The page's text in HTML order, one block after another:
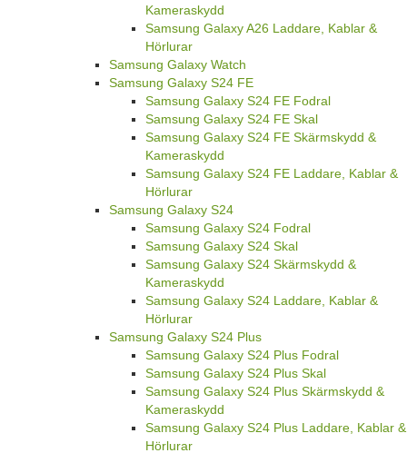
Kameraskydd
Samsung Galaxy A26 Laddare, Kablar &
Hörlurar
Samsung Galaxy Watch
Samsung Galaxy S24 FE
Samsung Galaxy S24 FE Fodral
Samsung Galaxy S24 FE Skal
Samsung Galaxy S24 FE Skärmskydd &
Kameraskydd
Samsung Galaxy S24 FE Laddare, Kablar &
Hörlurar
Samsung Galaxy S24
Samsung Galaxy S24 Fodral
Samsung Galaxy S24 Skal
Samsung Galaxy S24 Skärmskydd &
Kameraskydd
Samsung Galaxy S24 Laddare, Kablar &
Hörlurar
Samsung Galaxy S24 Plus
Samsung Galaxy S24 Plus Fodral
Samsung Galaxy S24 Plus Skal
Samsung Galaxy S24 Plus Skärmskydd &
Kameraskydd
Samsung Galaxy S24 Plus Laddare, Kablar &
Hörlurar